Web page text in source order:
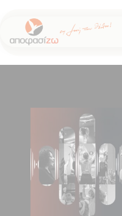
Μεταπηδήστε
στο
περιεχόμενο